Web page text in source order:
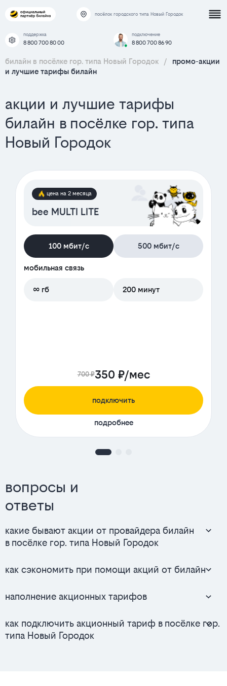
посёлок городского типа Новый Городок
поддержка
8 800 700 80 00
подключение
8 800 700 86 90
билайн в посёлке гор. типа Новый Городок /
промо-акции
и лучшие тарифы билайн
акции и лучшие тарифы
билайн в посёлке гор. типа
Новый Городок
цена на 2 месяца
bee MULTI LITE
100 мбит/с 500 мбит/с
мобильная связь
∞ гб 200 минут
700 ₽350 ₽/мес
подключить
подробнее
вопросы и
ответы
какие бывают акции от провайдера билайн
в посёлке гор. типа Новый Городок
как сэкономить при помощи акций от билайн
наполнение акционных тарифов
как подключить акционный тариф в посёлке гор.
типа Новый Городок